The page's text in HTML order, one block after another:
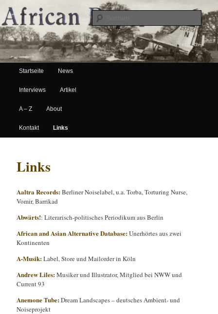
African Paper
Hauptmenü
Zum Inhalt wechseln
Zum sekundären Inhalt wechseln
Startseite News
Interviews Artikel
A – Z About
Kontakt Links
Links
Aaltra Records:Berliner Noiselabel, u.a. Torba, Torturing Nurse,
Vomir, Barrikad
Abwärts!: Literarisch-politisches Periodikum aus Berlin
African and Asian Alternative Database:Unerhörtes aus zwei
Kontinenten
A-Musik:Label, Store und Mailorder in Köln
Andrew Liles:Musiker und Illustrator, Mitglied bei NWW und
Current 93
Anemone Tube: Dream Landscapes – deutsches Ambient- und
Noiseprojekt